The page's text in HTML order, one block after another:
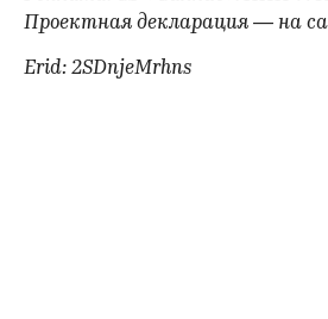
Проектная декларация — на
Erid: 2SDnjeMrhns